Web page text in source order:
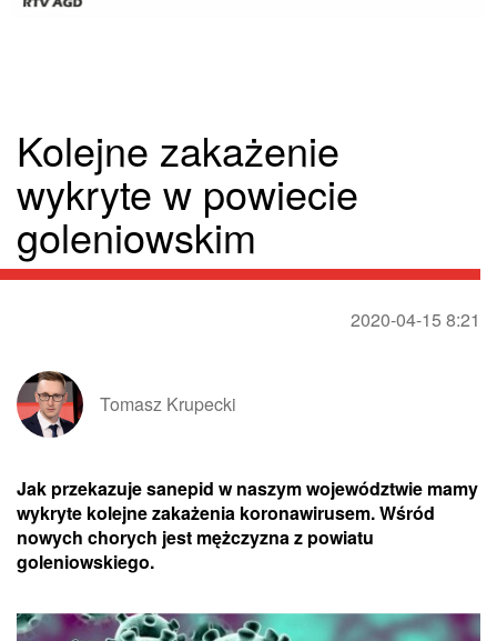
Kolejne zakażenie
wykryte w powiecie
goleniowskim
2020-04-15 8:21
Tomasz Krupecki
Jak przekazuje sanepid w naszym województwie mamy
wykryte kolejne zakażenia koronawirusem. Wśród
nowych chorych jest mężczyzna z powiatu
goleniowskiego.